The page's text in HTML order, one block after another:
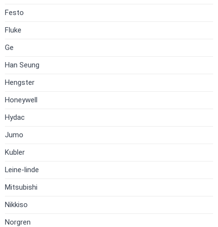
Festo
Fluke
Ge
Han Seung
Hengster
Honeywell
Hydac
Jumo
Kubler
Leine-linde
Mitsubishi
Nikkiso
Norgren